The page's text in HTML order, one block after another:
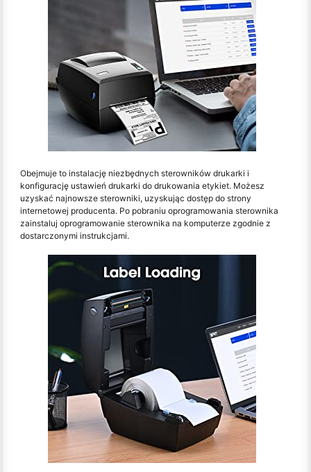
Obejmuje to instalację niezbędnych sterowników drukarki i
konfigurację ustawień drukarki do drukowania etykiet. Możesz
uzyskać najnowsze sterowniki, uzyskując dostęp do strony
internetowej producenta. Po pobraniu oprogramowania sterownika
zainstaluj oprogramowanie sterownika na komputerze zgodnie z
dostarczonymi instrukcjami.